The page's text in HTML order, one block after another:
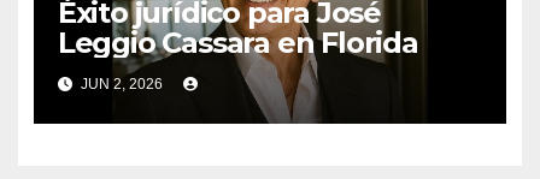
Éxito jurídico para José
Leggio Cassara en Florida
JUN 2, 2026